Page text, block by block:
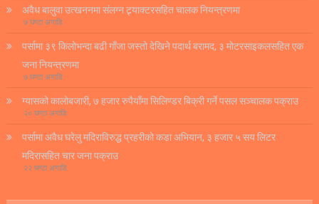
अवैध बालुवा उत्खननमा संलग्न ट्र्याक्टरसहित चालक नियन्त्रणमा
७ घण्टा अगाडि
पर्सामा ३९ किलोभन्दा बढी गाँजा जस्तो देखिने पदार्थ बरामद, ३ मोटरसाइकलसहित एक
जना नियन्त्रणमा
७ घण्टा अगाडि
ग्यासको कालोबजारी, ७ हजार रुपैयाँमा सिलिण्डर बिक्री गर्ने पसल सञ्चालक पक्राउ
२० घण्टा अगाडि
पर्सामा अवैध घरेलु मदिराविरुद्ध प्रहरीको कडा अभियान, ३ हजार ५ सय लिटर
मदिरासहित चार जना पक्राउ
२२ घण्टा अगाडि